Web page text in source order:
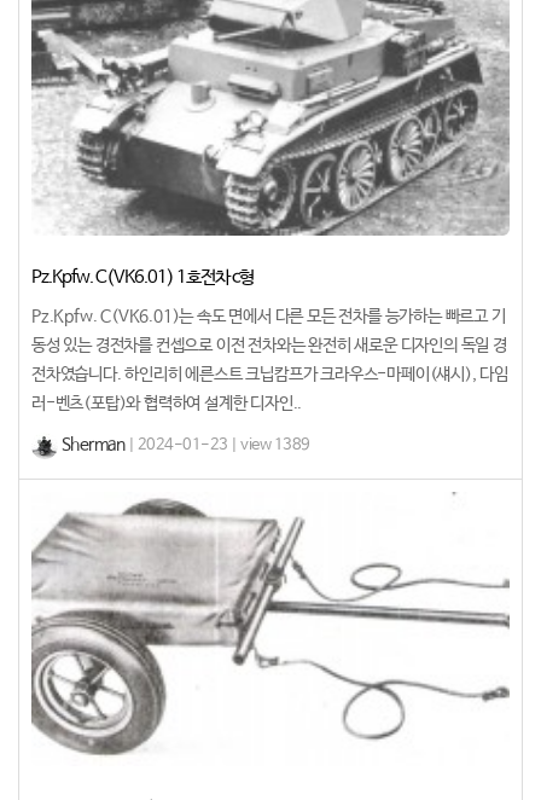
Pz.Kpfw. C(VK6.01) 1호전차 c형
Pz.Kpfw. C(VK6.01)는 속도 면에서 다른 모든 전차를 능가하는 빠르고 기
동성 있는 경전차를 컨셉으로 이전 전차와는 완전히 새로운 디자인의 독일 경
전차였습니다. 하인리히 에른스트 크닙캄프가 크라우스-마페이(섀시), 다임
러-벤츠(포탑)와 협력하여 설계한 디자인..
Sherman| 2024-01-23 | view 1389